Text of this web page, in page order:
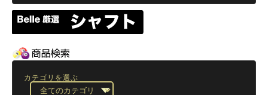
カテゴリを選ぶ